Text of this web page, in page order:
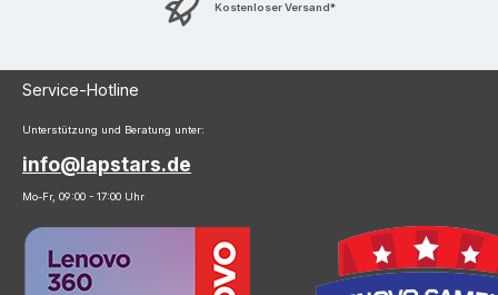
Kostenloser Versand*
Service-Hotline
Unterstützung und Beratung unter:
info@lapstars.de
Mo-Fr, 09:00 - 17:00 Uhr